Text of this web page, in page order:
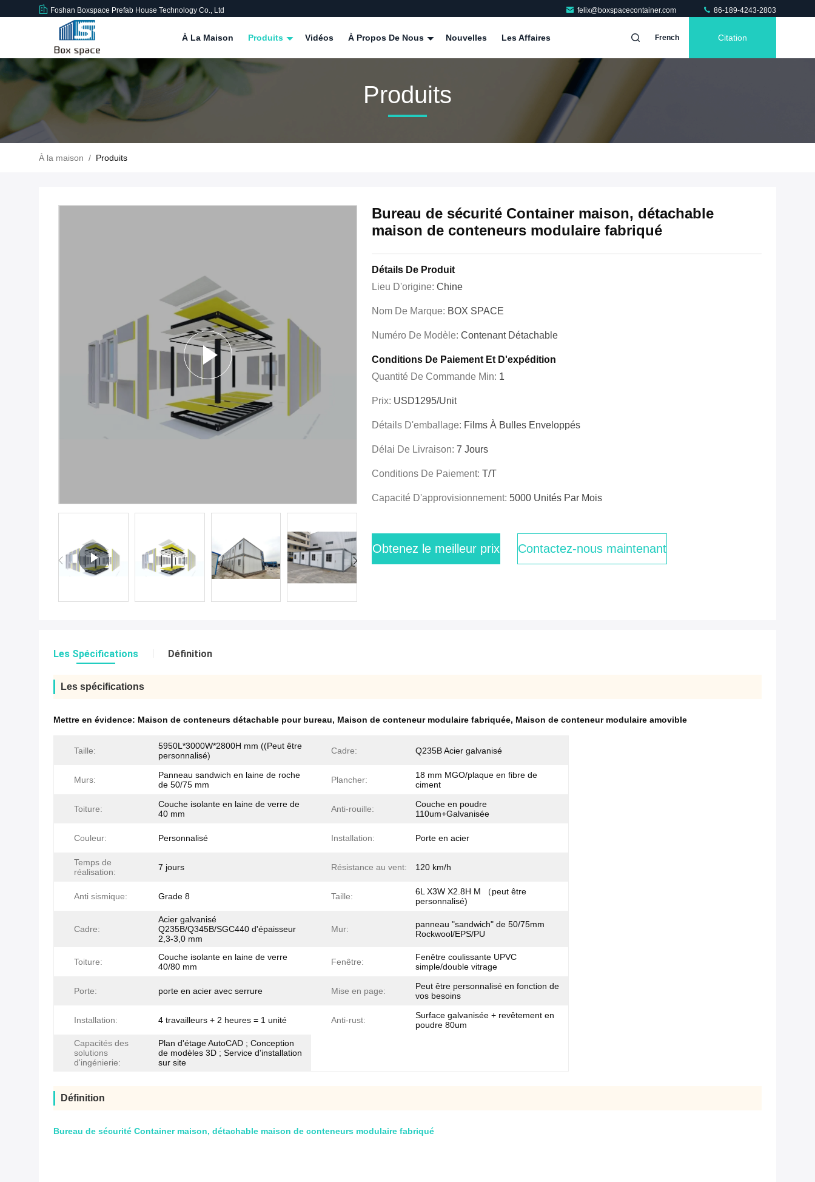
Foshan Boxspace Prefab House Technology Co., Ltd felix@boxspacecontainer.com 86-189-4243-2803
À La Maison Produits Vidéos À Propos De Nous Nouvelles Les Affaires French Citation
Produits
À la maison / Produits
Bureau de sécurité Container maison, détachable
maison de conteneurs modulaire fabriqué
Détails De Produit
Lieu D'origine: Chine
Nom De Marque: BOX SPACE
Numéro De Modèle: Contenant Détachable
Conditions De Paiement Et D'expédition
Quantité De Commande Min: 1
Prix: USD1295/unit
Détails D'emballage: Films À Bulles Enveloppés
Délai De Livraison: 7 Jours
Conditions De Paiement: T/T
Capacité D'approvisionnement: 5000 Unités Par Mois
Obtenez le meilleur prix Contactez-nous maintenant
Les Spécifications Définition
Les spécifications
Mettre en évidence: Maison de conteneurs détachable pour bureau, Maison de conteneur modulaire fabriquée, Maison de conteneur modulaire amovible
Taille:
5950L*3000W*2800H mm ((Peut être
personnalisé)
Cadre: Q235B Acier galvanisé
Murs:
Panneau sandwich en laine de roche
de 50/75 mm
Plancher:
18 mm MGO/plaque en fibre de
ciment
Toiture:
Couche isolante en laine de verre de
40 mm
Anti-rouille:
Couche en poudre
110um+Galvanisée
Couleur: Personnalisé Installation: Porte en acier
Temps de
réalisation:
7 jours Résistance au vent: 120 km/h
Anti sismique: Grade 8 Taille:
6L X3W X2.8H M （peut être
personnalisé)
Cadre:
Acier galvanisé
Q235B/Q345B/SGC440 d'épaisseur
2,3-3,0 mm
Mur:
panneau "sandwich" de 50/75mm
Rockwool/EPS/PU
Toiture:
Couche isolante en laine de verre
40/80 mm
Fenêtre:
Fenêtre coulissante UPVC
simple/double vitrage
Porte: porte en acier avec serrure Mise en page:
Peut être personnalisé en fonction de
vos besoins
Installation: 4 travailleurs + 2 heures = 1 unité Anti-rust:
Surface galvanisée + revêtement en
poudre 80um
Capacités des
solutions
d'ingénierie:
Plan d'étage AutoCAD ; Conception
de modèles 3D ; Service d'installation
sur site
Définition
Bureau de sécurité Container maison, détachable maison de conteneurs modulaire fabriqué